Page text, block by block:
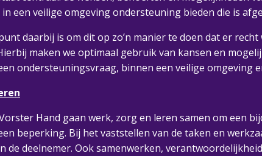
in een veilige omgeving ondersteuning bieden die is
daarbij is om dit op zo’n manier te doen dat er
maken we optimaal gebruik van kansen en
ondersteuningsvraag, binnen een veilige
Hand gaan werk, zorg en leren samen om een
beperking. Bij het vaststellen van de taken en
de deelnemer. Ook samenwerken,